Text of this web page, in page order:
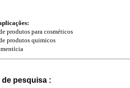
produtos para cosméticos
produtos quimicos
pesquisa :